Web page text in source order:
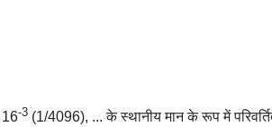
16-3 (1/4096), ... के स्थानीय मान के रूप में